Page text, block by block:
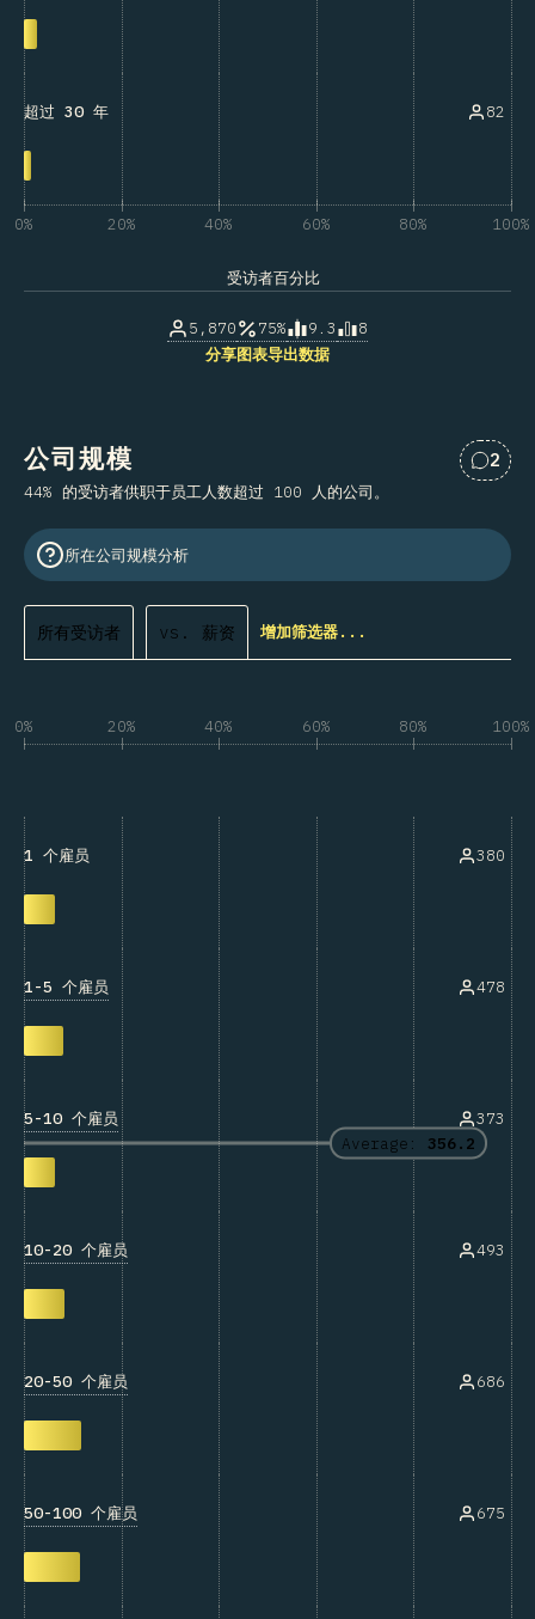
超过 30 年 82
0% 20% 40% 60% 80% 100%
受访者百分比
5,870 75% 9.3
8
分享图表导出数据
公司规模
对“公
2
44% 的受访者供职于员工人数超过 100 人的公司。
所在公司规模分析
所有受访者 vs. 薪资 增加筛选器...
0% 20% 40% 60% 80% 100%
Average: 356.2
1 个雇员 380
1-5 个雇员 478
5-10 个雇员 373
10-20 个雇员 493
20-50 个雇员 686
50-100 个雇员 675